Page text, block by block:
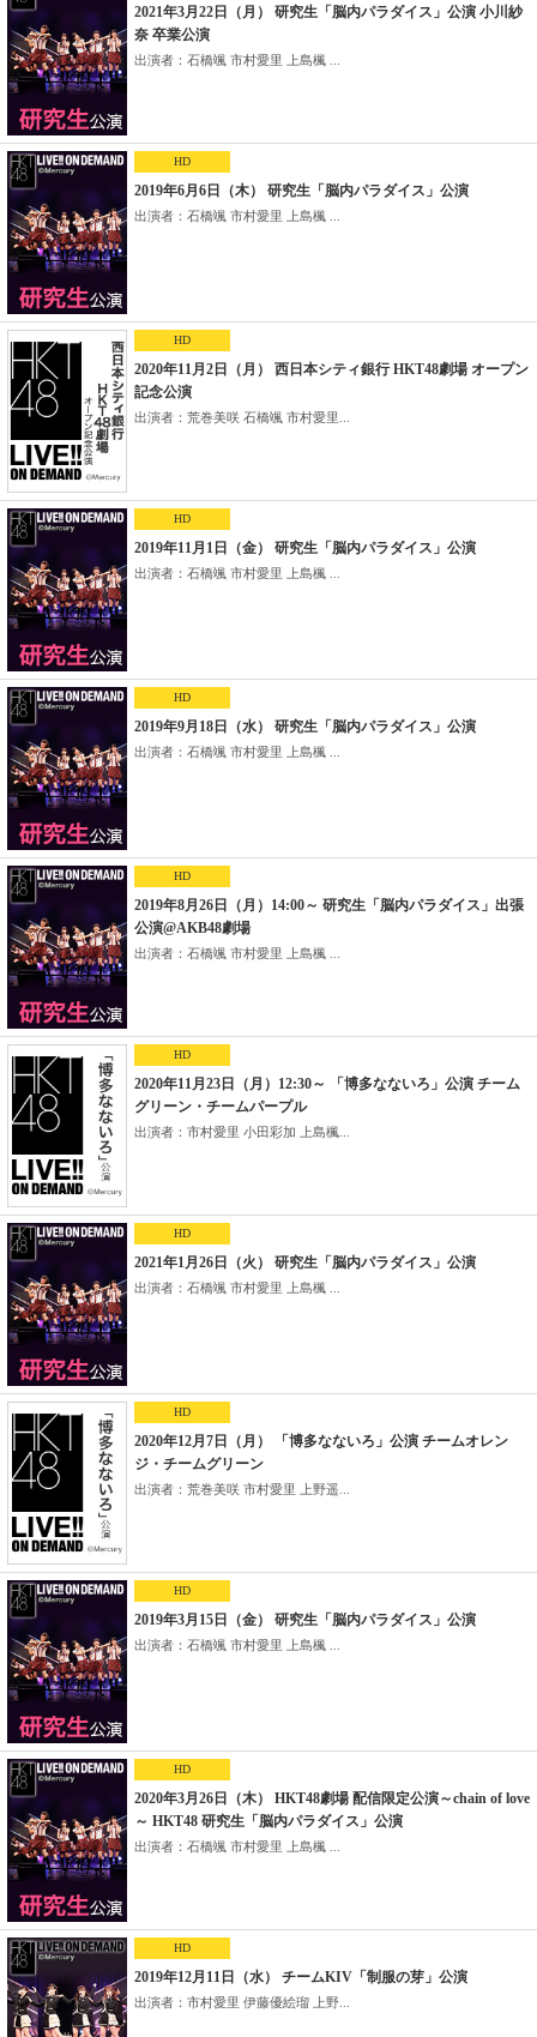
2021年3月22日（月） 研究生「脳内パラダイス」公演 小川紗
奈 卒業公演
出演者：石橋颯 市村愛里 上島楓 ...
HD
2019年6月6日（木） 研究生「脳内パラダイス」公演
出演者：石橋颯 市村愛里 上島楓 ...
HD
2020年11月2日（月） 西日本シティ銀行 HKT48劇場 オープン
記念公演
出演者：荒巻美咲 石橋颯 市村愛里...
HD
2019年11月1日（金） 研究生「脳内パラダイス」公演
出演者：石橋颯 市村愛里 上島楓 ...
HD
2019年9月18日（水） 研究生「脳内パラダイス」公演
出演者：石橋颯 市村愛里 上島楓 ...
HD
2019年8月26日（月）14:00～ 研究生「脳内パラダイス」出張
公演@AKB48劇場
出演者：石橋颯 市村愛里 上島楓 ...
HD
2020年11月23日（月）12:30～ 「博多なないろ」公演 チーム
グリーン・チームパープル
出演者：市村愛里 小田彩加 上島楓...
HD
2021年1月26日（火） 研究生「脳内パラダイス」公演
出演者：石橋颯 市村愛里 上島楓 ...
HD
2020年12月7日（月） 「博多なないろ」公演 チームオレン
ジ・チームグリーン
出演者：荒巻美咲 市村愛里 上野遥...
HD
2019年3月15日（金） 研究生「脳内パラダイス」公演
出演者：石橋颯 市村愛里 上島楓 ...
HD
2020年3月26日（木） HKT48劇場 配信限定公演～chain of love
～ HKT48 研究生「脳内パラダイス」公演
出演者：石橋颯 市村愛里 上島楓 ...
HD
2019年12月11日（水） チームKIV「制服の芽」公演
出演者：市村愛里 伊藤優絵瑠 上野...